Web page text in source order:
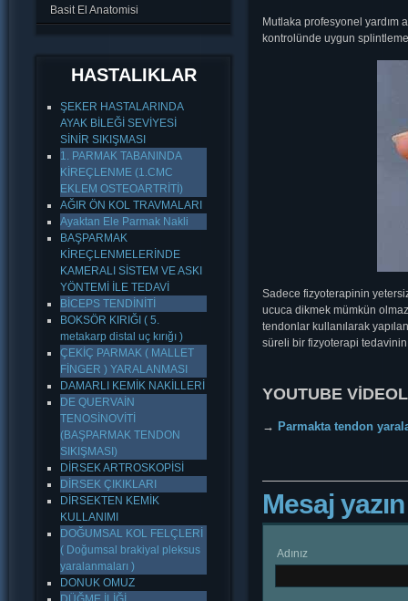
Mutlaka profesyonel yardım
kontrolünde uygun
Sadece fizyoterapinin
ucuca dikmek mümkün
tendonlar kullanılarak
süreli bir fizyoterapi tedavinin
YOUTUBE
→ Parmakta tendon
Mesaj yazın
Adınız
Basit El Anatomisi
HASTALIKLAR
ŞEKER HASTALARINDA
AYAK BİLEĞİ SEVİYESİ
SİNİR SIKIŞMASI
1. PARMAK TABANINDA
KİREÇLENME (1.CMC
EKLEM OSTEOARTRİTİ)
AĞIR ÖN KOL TRAVMALARI
Ayaktan Ele Parmak Nakli
BAŞPARMAK
KİREÇLENMELERİNDE
KAMERALI SİSTEM VE ASKI
YÖNTEMİ İLE TEDAVİ
BİCEPS TENDİNİTİ
BOKSÖR KIRIĞI ( 5.
metakarp distal uç kırığı )
ÇEKİÇ PARMAK ( MALLET
FİNGER ) YARALANMASI
DAMARLI KEMİK NAKİLLERİ
DE QUERVAİN
TENOSİNOVİTİ
(BAŞPARMAK TENDON
SIKIŞMASI)
DİRSEK ARTROSKOPİSİ
DİRSEK ÇIKIKLARI
DİRSEKTEN KEMİK
KULLANIMI
DOĞUMSAL KOL FELÇLERİ
( Doğumsal brakiyal pleksus
yaralanmaları )
DONUK OMUZ